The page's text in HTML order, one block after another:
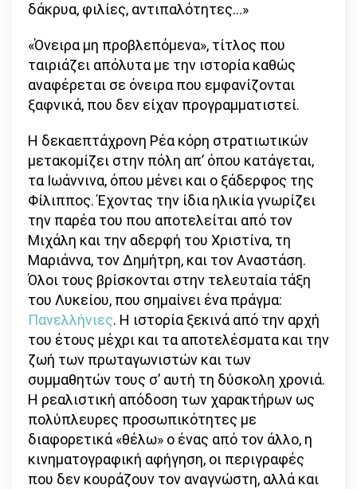
δάκρυα, φιλίες, αντιπαλότητες…»
«Όνειρα μη προβλεπόμενα», τίτλος που
ταιριάζει απόλυτα με την ιστορία καθώς
αναφέρεται σε όνειρα που εμφανίζονται
ξαφνικά, που δεν είχαν προγραμματιστεί.
Η δεκαεπτάχρονη Ρέα κόρη στρατιωτικών
μετακομίζει στην πόλη απ’ όπου κατάγεται,
τα Ιωάννινα, όπου μένει και ο ξάδερφος της
Φίλιππος. Έχοντας την ίδια ηλικία γνωρίζει
την παρέα του που αποτελείται από τον
Μιχάλη και την αδερφή του Χριστίνα, τη
Μαριάννα, τον Δημήτρη, και τον Αναστάση.
Όλοι τους βρίσκονται στην τελευταία τάξη
του Λυκείου, που σημαίνει ένα πράγμα:
Πανελλήνιες. Η ιστορία ξεκινά από την αρχή
του έτους μέχρι και τα αποτελέσματα και την
ζωή των πρωταγωνιστών και των
συμμαθητών τους σ’ αυτή τη δύσκολη χρονιά.
Η ρεαλιστική απόδοση των χαρακτήρων ως
πολύπλευρες προσωπικότητες με
διαφορετικά «θέλω» ο ένας από τον άλλο, η
κινηματογραφική αφήγηση, οι περιγραφές
που δεν κουράζουν τον αναγνώστη, αλλά και